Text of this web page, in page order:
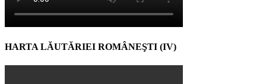
HARTA LĂUTĂRIEI ROMÂNEŞTI (IV)